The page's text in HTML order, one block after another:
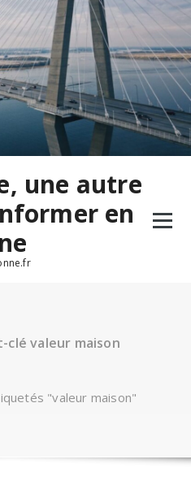
une autre
en
clé valeur maison
"valeur maison"